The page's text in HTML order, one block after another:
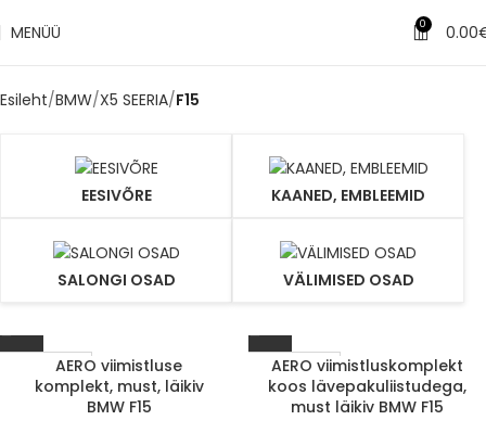
MENÜÜ 0 0.00
Esileht BMW X5 SEERIA F15
EESIVÕRE KAANED, EMBLEEMID
SALONGI OSAD VÄLIMISED OSAD
1-3 D.D.
AERO viimistluse
komplekt, must, läikiv
BMW F15
1-3 D.D.
AERO viimistluskomplekt
koos lävepakuliistudega,
must läikiv BMW F15